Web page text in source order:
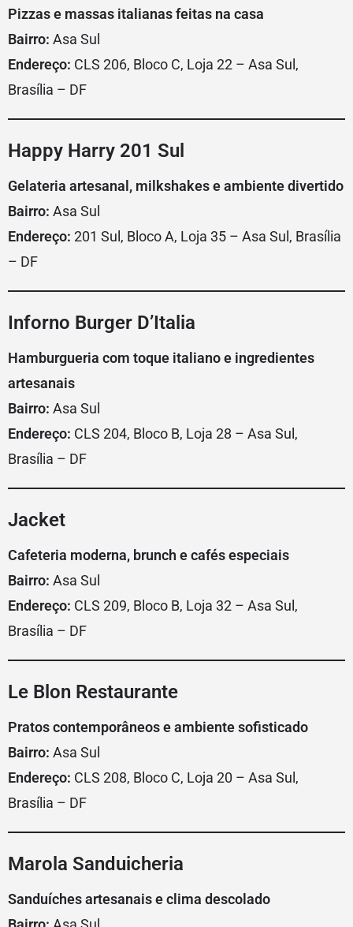
Pizzas e massas italianas feitas na casa
Bairro: Asa Sul
Endereço: CLS 206, Bloco C, Loja 22 – Asa Sul,
Brasília – DF
Happy Harry 201 Sul
Gelateria artesanal, milkshakes e ambiente divertido
Bairro: Asa Sul
Endereço: 201 Sul, Bloco A, Loja 35 – Asa Sul, Brasília
– DF
Inforno Burger D’Italia
Hamburgueria com toque italiano e ingredientes
artesanais
Bairro: Asa Sul
Endereço: CLS 204, Bloco B, Loja 28 – Asa Sul,
Brasília – DF
Jacket
Cafeteria moderna, brunch e cafés especiais
Bairro: Asa Sul
Endereço: CLS 209, Bloco B, Loja 32 – Asa Sul,
Brasília – DF
Le Blon Restaurante
Pratos contemporâneos e ambiente sofisticado
Bairro: Asa Sul
Endereço: CLS 208, Bloco C, Loja 20 – Asa Sul,
Brasília – DF
Marola Sanduicheria
Sanduíches artesanais e clima descolado